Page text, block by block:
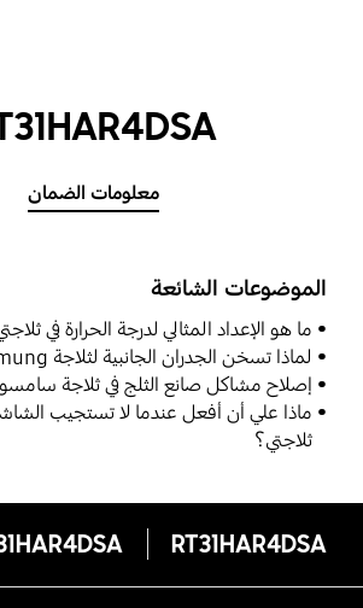
معلومات الضمان
الموضوعات الشائعة
ما هو الإعداد المثالي لدرجة الحرارة في
لماذا تسخن الجدران الجانبية لثلاجة Samung؟
إصلاح مشاكل صانع الثلج في ثلاجة
ماذا علي أن أفعل عندما لا تستجيب
ثلاجتي؟
RT31HAR4DSA